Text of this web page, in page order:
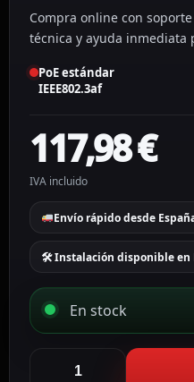
Compra online con
técnica y ayuda inmediata
PoE estándar
IEEE802.3af
117,98€
IVA incluido
Envío rápido desde
🛠 Instalación disponible en
En stock
Control